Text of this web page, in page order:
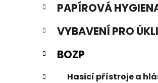
n
n
í
p
n
i
PAPÍROVÁ
VYBAVENÍ PRO
BOZP
Hasicí přístroje a